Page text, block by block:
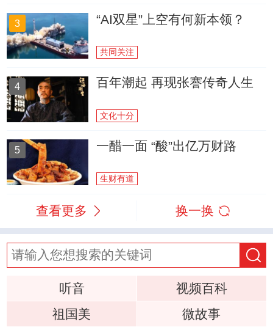
3 “AI双星”上空有何新本领？
共同关注
4 百年潮起 再现张謇传奇人生
文化十分
5 一醋一面 “酸”出亿万财路
生财有道
查看更多 换一换
听音
视频百科
祖国美
微故事